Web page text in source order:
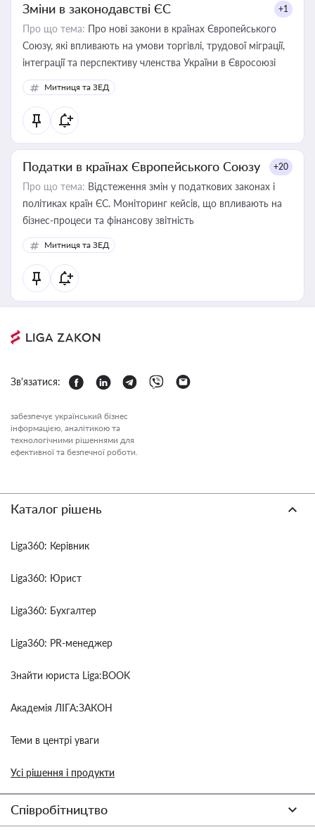
Зміни в законодавстві ЄС +1
Про що тема: Про нові закони в країнах Європейського
Союзу, які впливають на умови торгівлі, трудової міграції,
інтеграції та перспективу членства України в Євросоюзі
Митниця та ЗЕД
Податки в країнах Європейського Союзу +20
Про що тема: Відстеження змін у податкових законах і
політиках країн ЄС. Моніторинг кейсів, що впливають на
бізнес-процеси та фінансову звітність
Митниця та ЗЕД
Зв'язатися:
забезпечує український бізнес
інформацією, аналітикою та
технологічними рішеннями для
ефективної та безпечної роботи.
Каталог рішень
Liga360: Керівник
Liga360: Юрист
Liga360: Бухгалтер
Liga360: PR-менеджер
Знайти юриста Liga:BOOK
Академія ЛІГА:ЗАКОН
Теми в центрі уваги
Усі рішення і продукти
Співробітництво